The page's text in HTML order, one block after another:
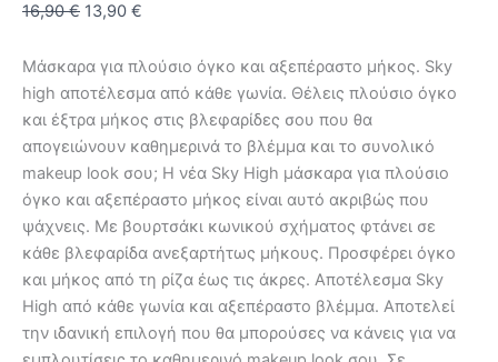
16,90€ 13,90 €
Μάσκαρα για πλούσιο όγκο και αξεπέραστο μήκος. Sky
high αποτέλεσμα από κάθε γωνία. Θέλεις πλούσιο όγκο
και έξτρα μήκος στις βλεφαρίδες σου που θα
απογειώνουν καθημερινά το βλέμμα και το συνολικό
makeup look σου; Η νέα Sky High μάσκαρα για πλούσιο
όγκο και αξεπέραστο μήκος είναι αυτό ακριβώς που
ψάχνεις. Με βουρτσάκι κωνικού σχήματος φτάνει σε
κάθε βλεφαρίδα ανεξαρτήτως μήκους. Προσφέρει όγκο
και μήκος από τη ρίζα έως τις άκρες. Αποτέλεσμα Sky
High από κάθε γωνία και αξεπέραστο βλέμμα. Αποτελεί
την ιδανική επιλογή που θα μπορούσες να κάνεις για να